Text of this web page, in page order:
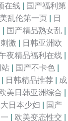
在线
国产福利第
乱伦第一页
日
国产精品熟女乱
激
日韩亚洲欧
夜精品福利在线
站 国产不卡色
日韩精品推荐
成
美日韩亚洲综合
日本少妇
国产
欧美变态性交